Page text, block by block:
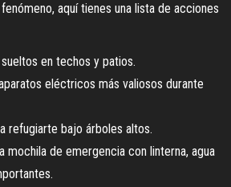
aquí tienes una lista de acciones
en techos y patios.
eléctricos más valiosos durante
refugiarte bajo árboles altos.
mochila de emergencia con linterna, agua